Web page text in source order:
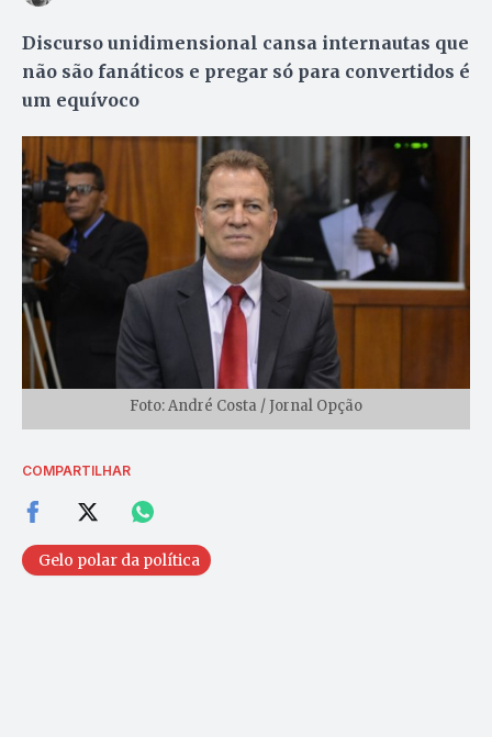
Discurso unidimensional cansa internautas que
não são fanáticos e pregar só para convertidos é
um equívoco
Foto: André Costa / Jornal Opção
COMPARTILHAR
Gelo polar da política